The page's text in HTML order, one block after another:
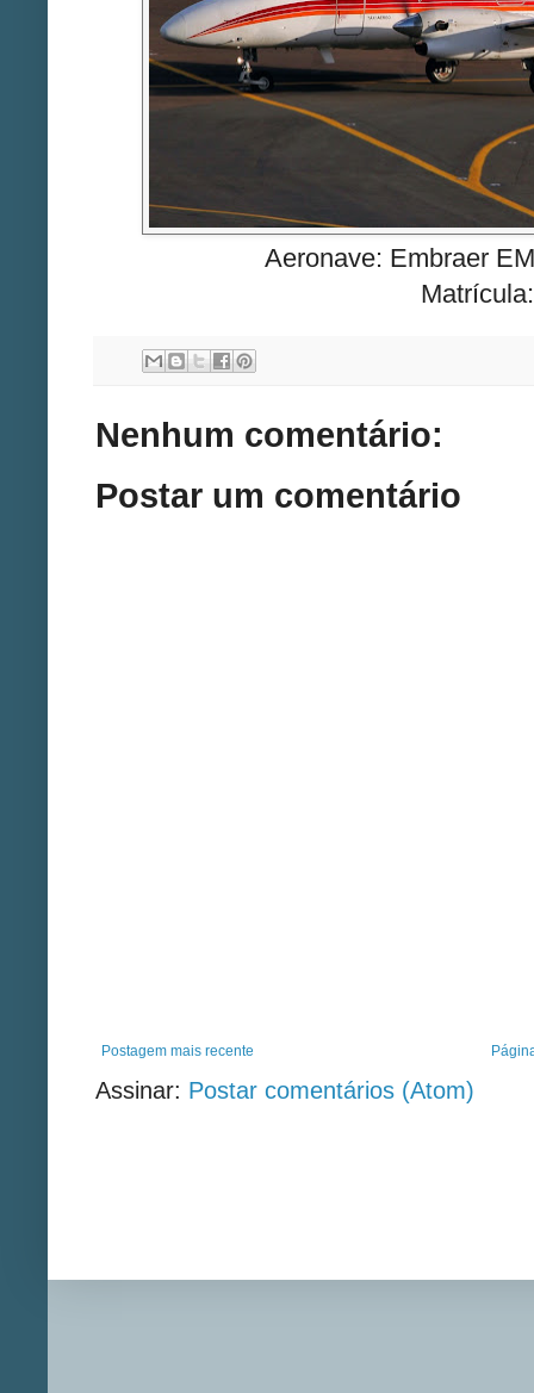
Aeronave: Embraer
Nenhum comentário:
Postar um comentário
Postagem mais recente
Assinar: Postar comentários (Atom)